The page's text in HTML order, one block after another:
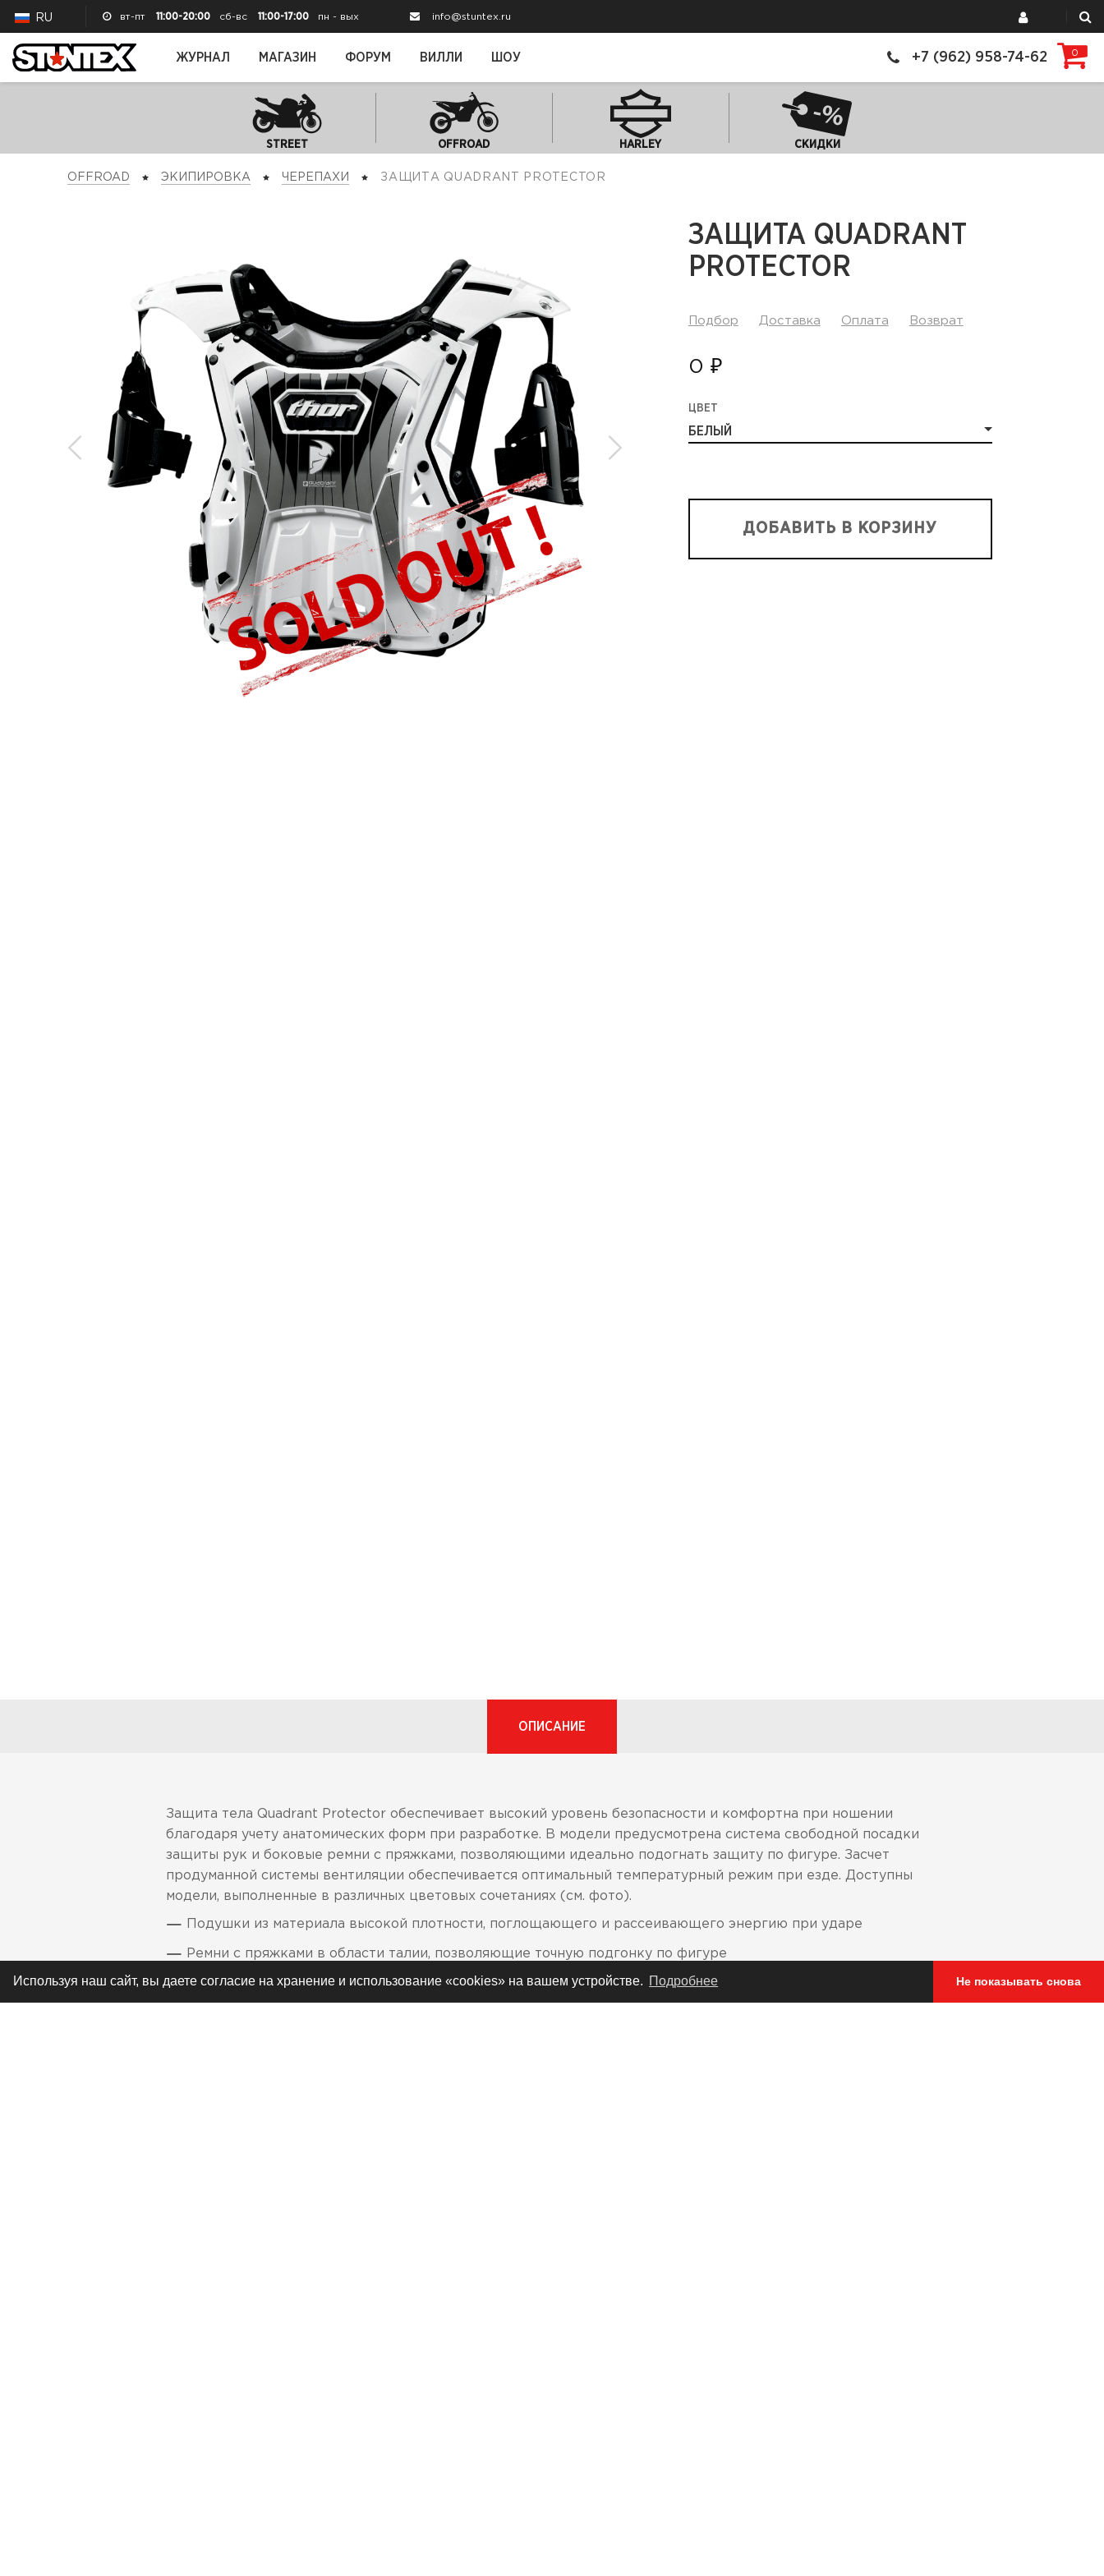
Используя наш сайт, вы даете согласие на хранение и использование «cookies» на вашем устройстве. Подробнее Не показывать снова
RU вт-пт 11:00-20:00 сб-вс 11:00-17:00 пн - вых info@stuntex.ru
ЖУРНАЛ МАГАЗИН ФОРУМ ВИЛЛИ ШОУ +7 (962) 958-74-62 0
STREET OFFROAD HARLEY СКИДКИ
OFFROAD ЭКИПИРОВКА ЧЕРЕПАХИ ЗАЩИТА QUADRANT PROTECTOR
ЗАЩИТА QUADRANT
PROTECTOR
Подбор Доставка Оплата Возврат
0 ₽
ЦВЕТ
БЕЛЫЙ
ДОБАВИТЬ В КОРЗИНУ
ОПИСАНИЕ
Защита тела Quadrant Protector обеспечивает высокий уровень безопасности и комфортна при ношении
благодаря учету анатомических форм при разработке. В модели предусмотрена система свободной посадки
защиты рук и боковые ремни с пряжками, позволяющими идеально подогнать защиту по фигуре. Засчет
продуманной системы вентиляции обеспечивается оптимальный температурный режим при езде. Доступны
модели, выполненные в различных цветовых сочетаниях (см. фото).
Подушки из материала высокой плотности, поглощающего и рассеивающего энергию при ударе
Ремни с пряжками в области талии, позволяющие точную подгонку по фигуре
Система свободной посадки защитных элементов на плечах